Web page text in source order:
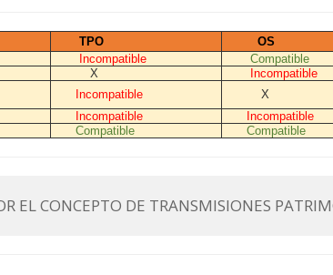
TPO
OS
Incompatible
Compatible
X
Incompatible
Incompatible
X
Incompatible
Incompatible
Compatible Compatible
EL CONCEPTO DE TRANSMISIONES